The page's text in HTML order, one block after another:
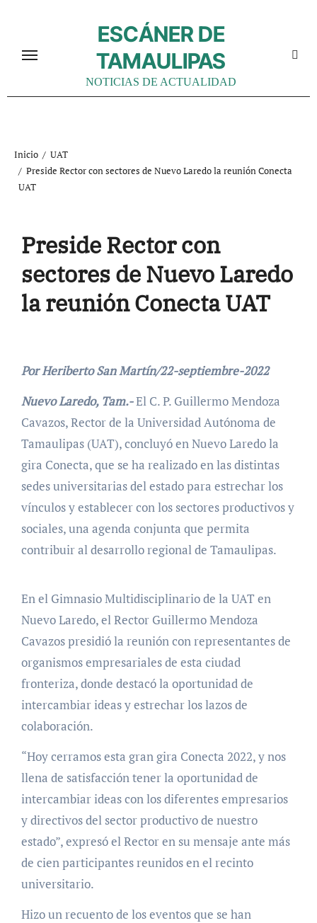
contenido
ESCÁNER DE
TAMAULIPAS
NOTICIAS DE ACTUALIDAD
Inicio
UAT
Preside Rector con sectores de Nuevo Laredo la reunión Conecta
UAT
Preside Rector con
sectores de Nuevo Laredo
la reunión Conecta UAT
Por Heriberto San Martín/22-septiembre-2022
Nuevo Laredo, Tam.-El C. P. Guillermo Mendoza
Cavazos, Rector de la Universidad Autónoma de
Tamaulipas (UAT), concluyó en Nuevo Laredo la
gira Conecta, que se ha realizado en las distintas
sedes universitarias del estado para estrechar los
vínculos y establecer con los sectores productivos y
sociales, una agenda conjunta que permita
contribuir al desarrollo regional de Tamaulipas.
En el Gimnasio Multidisciplinario de la UAT en
Nuevo Laredo, el Rector Guillermo Mendoza
Cavazos presidió la reunión con representantes de
organismos empresariales de esta ciudad
fronteriza, donde destacó la oportunidad de
intercambiar ideas y estrechar los lazos de
colaboración.
“Hoy cerramos esta gran gira Conecta 2022, y nos
llena de satisfacción tener la oportunidad de
intercambiar ideas con los diferentes empresarios
y directivos del sector productivo de nuestro
estado”, expresó el Rector en su mensaje ante más
de cien participantes reunidos en el recinto
universitario.
Hizo un recuento de los eventos que se han